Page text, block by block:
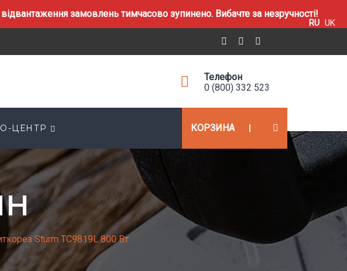
замовлень тимчасово зупинено. Вибачте за незручності!
Телефон
0 (800) 332 523
ЦЕНТР КОРЗИНА
Sturm TC9819L 800 Вт
RU UK